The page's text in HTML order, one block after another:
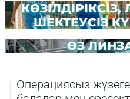
ШЕКТЕУСІЗ
ӨЗ
Операциясыз